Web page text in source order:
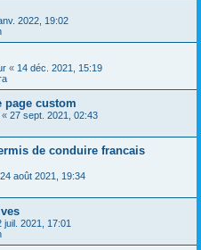
2022, 19:02
« 14 déc. 2021, 15:19
page custom
« 27 sept. 2021, 02:43
de conduire francais
24 août 2021, 19:34
juil. 2021, 17:01